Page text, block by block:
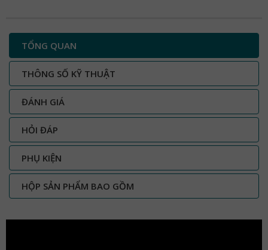
TỔNG QUAN
THÔNG SỐ KỸ THUẬT
ĐÁNH GIÁ
HỎI ĐÁP
PHỤ KIỆN
HỘP SẢN PHẨM BAO GỒM